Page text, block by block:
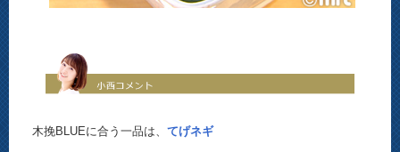
木挽BLUEに合う一品は、てげネギ